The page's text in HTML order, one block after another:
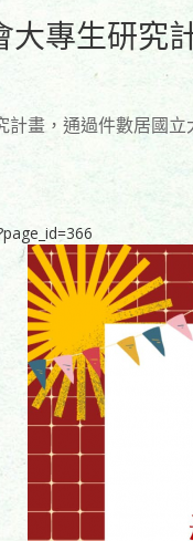
大專生研究
計畫，通過件數居國